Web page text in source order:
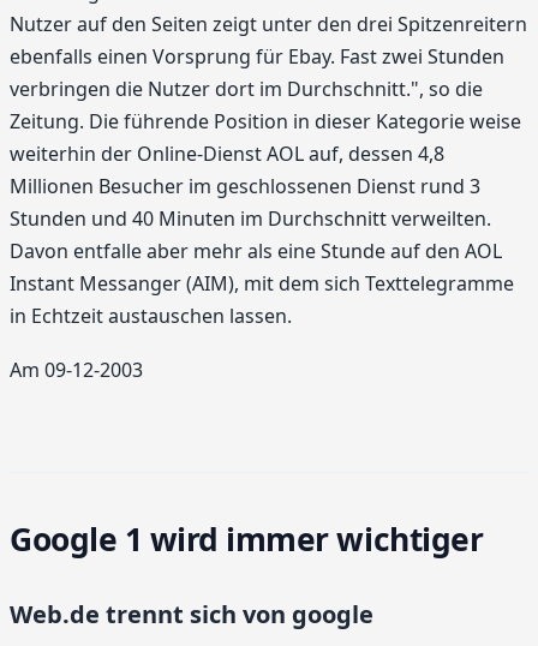
Nutzer auf den Seiten zeigt unter den drei Spitzenreitern
ebenfalls einen Vorsprung für Ebay. Fast zwei Stunden
verbringen die Nutzer dort im Durchschnitt.", so die
Zeitung. Die führende Position in dieser Kategorie weise
weiterhin der Online-Dienst AOL auf, dessen 4,8
Millionen Besucher im geschlossenen Dienst rund 3
Stunden und 40 Minuten im Durchschnitt verweilten.
Davon entfalle aber mehr als eine Stunde auf den AOL
Instant Messanger (AIM), mit dem sich Texttelegramme
in Echtzeit austauschen lassen.
Am 09-12-2003
Google 1 wird immer wichtiger
Web.de trennt sich von google